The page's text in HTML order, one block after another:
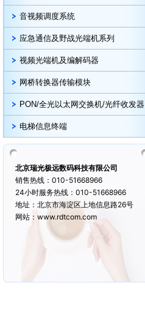
音视频调度系统
应急通信及野战光端机系列
视频光端机及编解码器
网桥转换器传输模块
PON/全光以太网交换机/光纤收发器
电梯信息终端
北京瑞光极远数码科技有限公司
销售热线：010-51668966
24小时服务热线：010-51668966
地址：北京市海淀区上地信息路26号
网站：www.rdtcom.com